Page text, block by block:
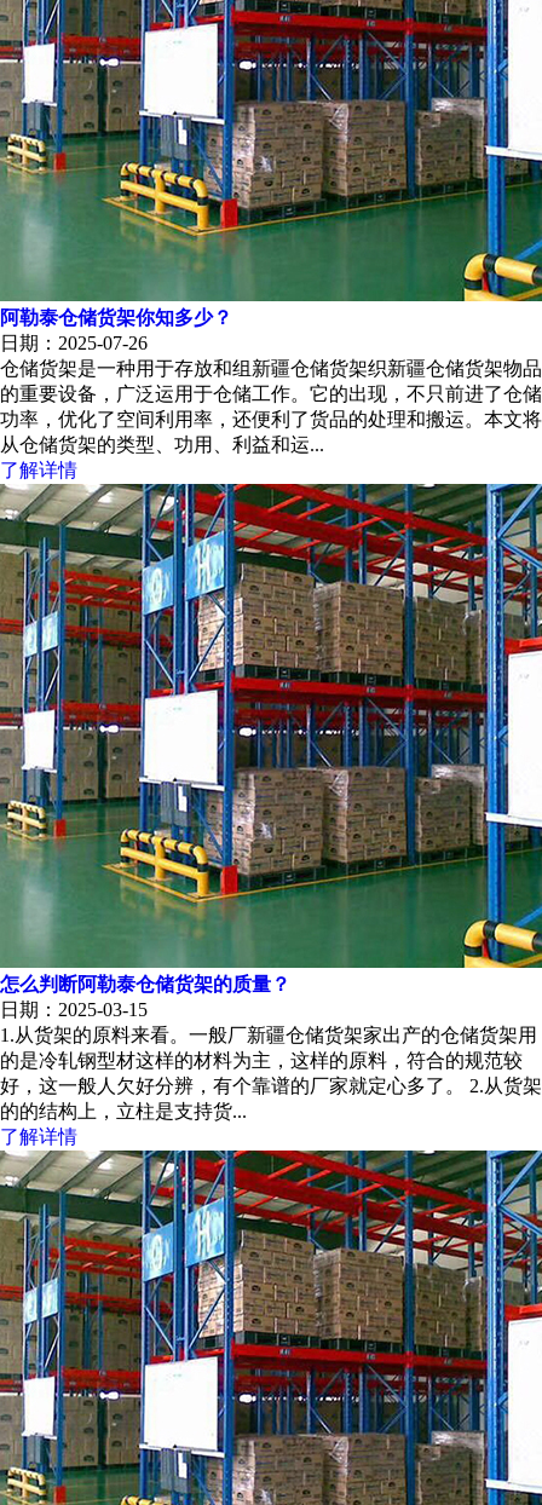
阿勒泰仓储货架你知多少？
日期：2025-07-26
仓储货架是一种用于存放和组新疆仓储货架织新疆仓储货架物品
的重要设备，广泛运用于仓储工作。它的出现，不只前进了仓储
功率，优化了空间利用率，还便利了货品的处理和搬运。本文将
从仓储货架的类型、功用、利益和运...
了解详情
怎么判断阿勒泰仓储货架的质量？
日期：2025-03-15
1.从货架的原料来看。一般厂新疆仓储货架家出产的仓储货架用
的是冷轧钢型材这样的材料为主，这样的原料，符合的规范较
好，这一般人欠好分辨，有个靠谱的厂家就定心多了。 2.从货架
的的结构上，立柱是支持货...
了解详情